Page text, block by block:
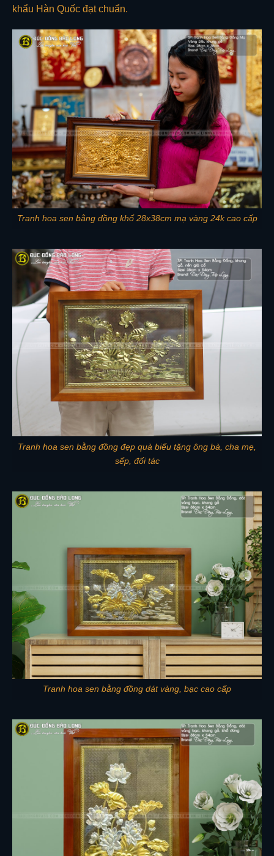
khẩu Hàn Quốc đạt chuẩn.
Tranh hoa sen bằng đồng khổ 28x38cm mạ vàng 24k cao cấp
Tranh hoa sen bằng đồng đẹp quà biếu tặng ông bà, cha mẹ,
sếp, đối tác
Tranh hoa sen bằng đồng dát vàng, bạc cao cấp